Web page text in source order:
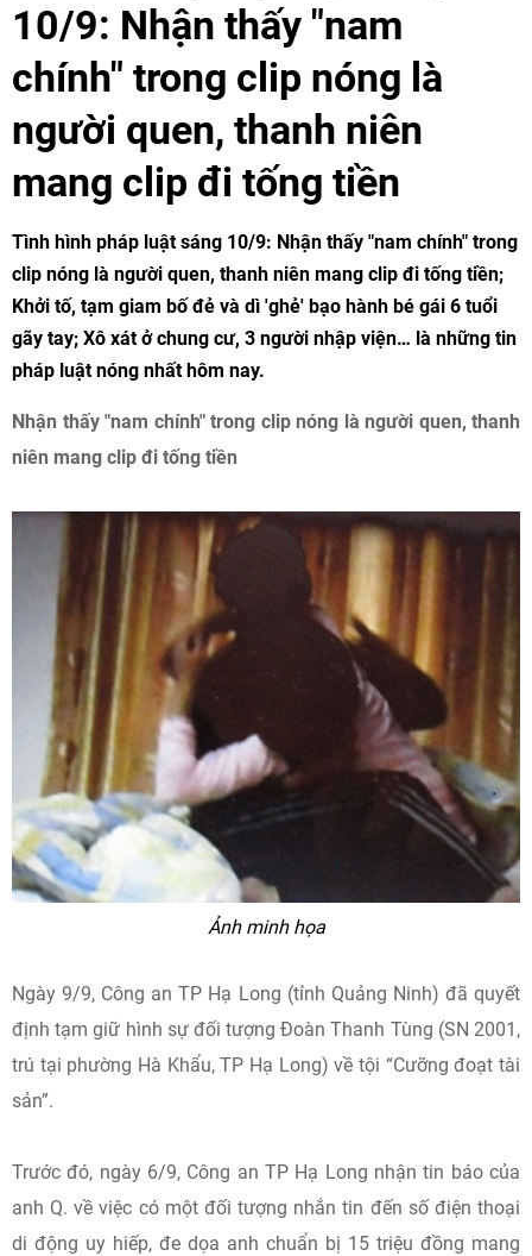
10/9: Nhận thấy "nam
chính" trong clip nóng là
người quen, thanh niên
mang clip đi tống tiền
Tình hình pháp luật sáng 10/9: Nhận thấy "nam chính" trong
clip nóng là người quen, thanh niên mang clip đi tống tiền;
Khởi tố, tạm giam bố đẻ và dì 'ghẻ' bạo hành bé gái 6 tuổi
gãy tay; Xô xát ở chung cư, 3 người nhập viện… là những tin
pháp luật nóng nhất hôm nay.
Nhận thấy "nam chính" trong clip nóng là người quen, thanh
niên mang clip đi tống tiền
Ảnh minh họa
Ngày 9/9, Công an TP Hạ Long (tỉnh Quảng Ninh) đã quyết
định tạm giữ hình sự đối tượng Đoàn Thanh Tùng (SN 2001,
trú tại phường Hà Khẩu, TP Hạ Long) về tội “Cưỡng đoạt tài
sản”.
Trước đó, ngày 6/9, Công an TP Hạ Long nhận tin báo của
anh Q. về việc có một đối tượng nhắn tin đến số điện thoại
di động uy hiếp, đe dọa anh chuẩn bị 15 triệu đồng mang